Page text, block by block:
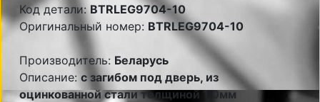
Код детали: BTRLEG9704-10
Оригинальный номер: BTRLEG9704-10
Производитель: Беларусь
Описание: с загибом под дверь, из
оцинкованной стали толщиной 1.0мм